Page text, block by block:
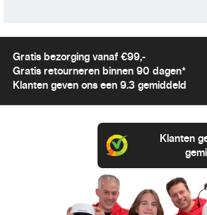
Gratis bezorging vanaf €99,-
Gratis retourneren binnen 90 dagen*
Klanten geven ons een 9.3 gemiddeld
Klanten